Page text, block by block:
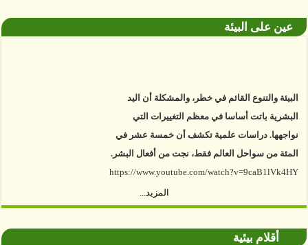
عين على البيئة
البيئة والتنوع القائم في خطر، والمشكلة أن اليد
البشرية باتت أساسا في معظم التغييرات التي
نواجهها. دراسات علمية تكشف أن خمسة عشر في
المئة من سواحل العالم فقط، نجت من أفعال البشر.
توصل العلماء إلى أن غابات زيت النخيل التي تم
الأرض غير المعتمدة، وذلك حسب دراسة كشفت
المزيد...
أقلام بيئية